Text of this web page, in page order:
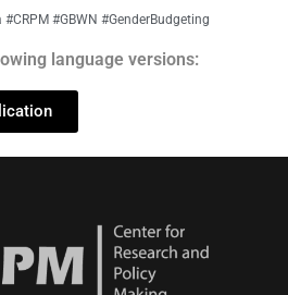
#GBWN #GenderBudgeting
language versions: